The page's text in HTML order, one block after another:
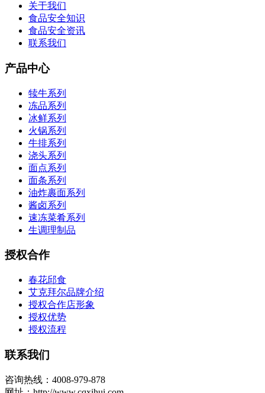
关于我们
食品安全知识
食品安全资讯
联系我们
产品中心
犊牛系列
冻品系列
冰鲜系列
火锅系列
牛排系列
浇头系列
面点系列
面条系列
油炸裹面系列
酱卤系列
速冻菜肴系列
生调理制品
授权合作
春花邱食
艾克拜尔品牌介绍
授权合作店形象
授权优势
授权流程
联系我们
咨询热线：4008-979-878